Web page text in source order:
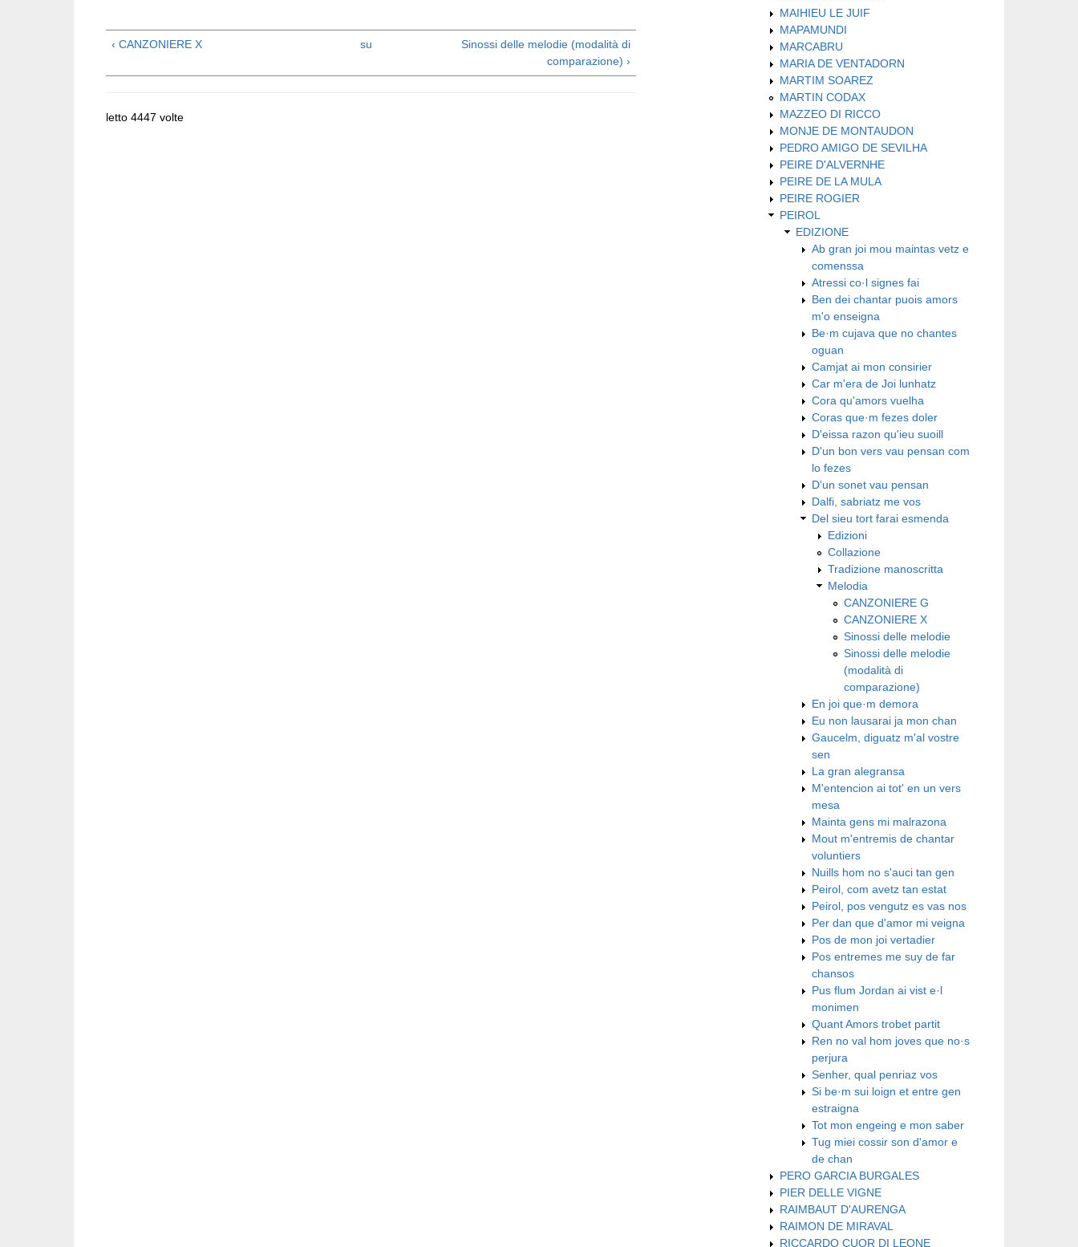
‹ CANZONIERE X su
Sinossi delle melodie (modalità di
comparazione) ›
letto 4447 volte
MAIHIEU LE JUIF
MAPAMUNDI
MARCABRU
MARIA DE VENTADORN
MARTIM SOAREZ
MARTIN CODAX
MAZZEO DI RICCO
MONJE DE MONTAUDON
PEDRO AMIGO DE SEVILHA
PEIRE D'ALVERNHE
PEIRE DE LA MULA
PEIRE ROGIER
PEIROL
EDIZIONE
Ab gran joi mou maintas vetz e
comenssa
Atressi co·l signes fai
Ben dei chantar puois amors
m'o enseigna
Be·m cujava que no chantes
oguan
Camjat ai mon consirier
Car m'era de Joi lunhatz
Cora qu'amors vuelha
Coras que·m fezes doler
D'eissa razon qu'ieu suoill
D'un bon vers vau pensan com
lo fezes
D'un sonet vau pensan
Dalfi, sabriatz me vos
Del sieu tort farai esmenda
Edizioni
Collazione
Tradizione manoscritta
Melodia
CANZONIERE G
CANZONIERE X
Sinossi delle melodie
Sinossi delle melodie
(modalità di
comparazione)
En joi que·m demora
Eu non lausarai ja mon chan
Gaucelm, diguatz m'al vostre
sen
La gran alegransa
M'entencion ai tot' en un vers
mesa
Mainta gens mi malrazona
Mout m'entremis de chantar
voluntiers
Nuills hom no s'auci tan gen
Peirol, com avetz tan estat
Peirol, pos vengutz es vas nos
Per dan que d'amor mi veigna
Pos de mon joi vertadier
Pos entremes me suy de far
chansos
Pus flum Jordan ai vist e·l
monimen
Quant Amors trobet partit
Ren no val hom joves que no·s
perjura
Senher, qual penriaz vos
Si be·m sui loign et entre gen
estraigna
​Tot mon engeing e mon saber
​Tug miei cossir son d'amor e
de chan
PERO GARCIA BURGALES
PIER DELLE VIGNE
RAIMBAUT D'AURENGA
RAIMON DE MIRAVAL
RICCARDO CUOR DI LEONE